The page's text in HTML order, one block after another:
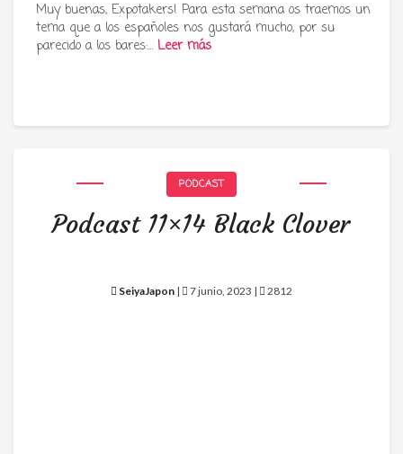
Muy buenas, Expotakers! Para esta semana os traemos un
tema que a los españoles nos gustará mucho, por su
parecido a los bares:… Leer más
PODCAST
Podcast 11×14 Black Clover
SeiyaJapon | 7 junio, 2023 | 2812